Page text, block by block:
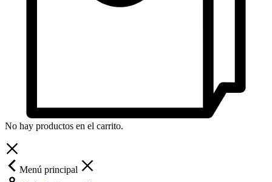
No hay productos en el carrito.
Menú principal